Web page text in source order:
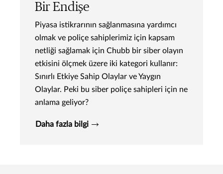
Bir Endişe
Piyasa istikrarının sağlanmasına yardımcı
olmak ve poliçe sahiplerimiz için kapsam
netliği sağlamak için Chubb bir siber olayın
etkisini ölçmek üzere iki kategori kullanır:
Sınırlı Etkiye Sahip Olaylar ve Yaygın
Olaylar. Peki bu siber poliçe sahipleri için ne
anlama geliyor?
Daha fazla bilgi